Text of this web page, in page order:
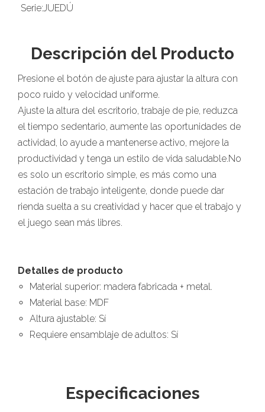
Serie:JUEDÚ
Descripción del Producto
Presione el botón de ajuste para ajustar la altura con
poco ruido y velocidad uniforme.
Ajuste la altura del escritorio, trabaje de pie, reduzca
el tiempo sedentario, aumente las oportunidades de
actividad, lo ayude a mantenerse activo, mejore la
productividad y tenga un estilo de vida saludable.No
es solo un escritorio simple, es más como una
estación de trabajo inteligente, donde puede dar
rienda suelta a su creatividad y hacer que el trabajo y
el juego sean más libres.
Detalles de producto
Material superior: madera fabricada + metal.
Material base: MDF
Altura ajustable: Sí
Requiere ensamblaje de adultos: Sí
Especificaciones